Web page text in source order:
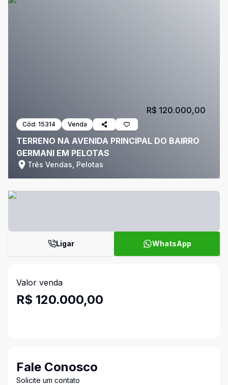
Cód: 15314 Venda
TERRENO NA AVENIDA PRINCIPAL DO BAIRRO
GERMANI EM PELOTAS
Três Vendas, Pelotas
R$ 120.000,00
Ligar WhatsApp
Valor venda
R$ 120.000,00
Fale Conosco
Solicite um contato